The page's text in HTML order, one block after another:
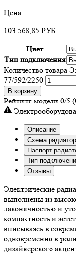
Цена
103 568,85 РУБ
Цвет
Тип подключения
Количество товара
77/592/2250
В корзину
Рейтинг модели 0/5
Описание
Схема
Паспорт
Тип
Отзывы
Электрические
выполнены из
лаконичностью и
компактность и
вписываясь в
одновременно в
дизайнерского